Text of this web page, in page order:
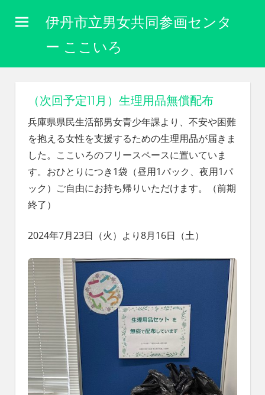
伊丹市立男女共同参画センタ
ー ここいろ
関
わ
り
な
く
自
ら
し
生
ら
れ
る
社
会
を、
次
世
代
に
引
（次回予定11月）生理用品無償配布
兵庫県県民生活部男女青少年課より、不安や困難
を抱える女性を支援するための生理用品が届きま
した。ここいろのフリースペースに置いていま
す。おひとりにつき1袋（昼用1パック、夜用1パ
ック）ご自由にお持ち帰りいただけます。（前期
終了）
2024年7月23日（火）より8月16日（土）